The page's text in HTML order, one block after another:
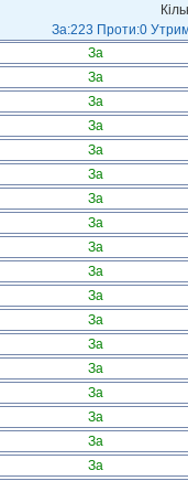
За:223 Проти:0
За
За
За
За
За
За
За
За
За
За
За
За
За
За
За
За
За
За